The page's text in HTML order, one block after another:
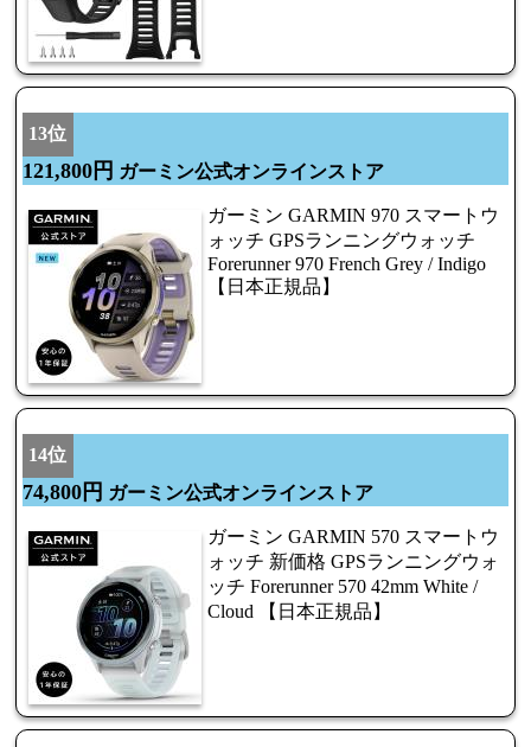
13位
121,800円 ガーミン公式オンラインストア
ガーミン GARMIN 970 スマートウ
ォッチ GPSランニングウォッチ
Forerunner 970 French Grey / Indigo
【日本正規品】
14位
74,800円 ガーミン公式オンラインストア
ガーミン GARMIN 570 スマートウ
ォッチ 新価格 GPSランニングウォ
ッチ Forerunner 570 42mm White /
Cloud 【日本正規品】